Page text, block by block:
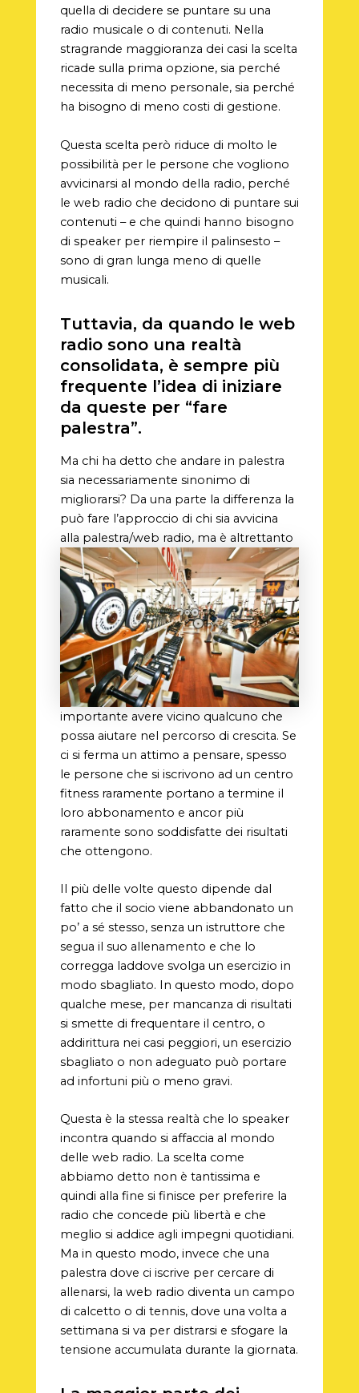
quella di decidere se puntare su una
radio musicale o di contenuti. Nella
stragrande maggioranza dei casi la scelta
ricade sulla prima opzione, sia perché
necessita di meno personale, sia perché
ha bisogno di meno costi di gestione.
Questa scelta però riduce di molto le
possibilità per le persone che vogliono
avvicinarsi al mondo della radio, perché
le web radio che decidono di puntare sui
contenuti – e che quindi hanno bisogno
di speaker per riempire il palinsesto –
sono di gran lunga meno di quelle
musicali.
Tuttavia, da quando le web
radio sono una realtà
consolidata, è sempre più
frequente l’idea di iniziare
da queste per “fare
palestra”.
Ma chi ha detto che andare in palestra
sia necessariamente sinonimo di
migliorarsi? Da una parte la differenza la
può fare l’approccio di chi sia avvicina
alla palestra/web radio, ma è altrettanto
importante avere vicino qualcuno che
possa aiutare nel percorso di crescita. Se
ci si ferma un attimo a pensare, spesso
le persone che si iscrivono ad un centro
fitness raramente portano a termine il
loro abbonamento e ancor più
raramente sono soddisfatte dei risultati
che ottengono.
Il più delle volte questo dipende dal
fatto che il socio viene abbandonato un
po’ a sé stesso, senza un istruttore che
segua il suo allenamento e che lo
corregga laddove svolga un esercizio in
modo sbagliato. In questo modo, dopo
qualche mese, per mancanza di risultati
si smette di frequentare il centro, o
addirittura nei casi peggiori, un esercizio
sbagliato o non adeguato può portare
ad infortuni più o meno gravi.
Questa è la stessa realtà che lo speaker
incontra quando si affaccia al mondo
delle web radio. La scelta come
abbiamo detto non è tantissima e
quindi alla fine si finisce per preferire la
radio che concede più libertà e che
meglio si addice agli impegni quotidiani.
Ma in questo modo, invece che una
palestra dove ci iscrive per cercare di
allenarsi, la web radio diventa un campo
di calcetto o di tennis, dove una volta a
settimana si va per distrarsi e sfogare la
tensione accumulata durante la giornata.